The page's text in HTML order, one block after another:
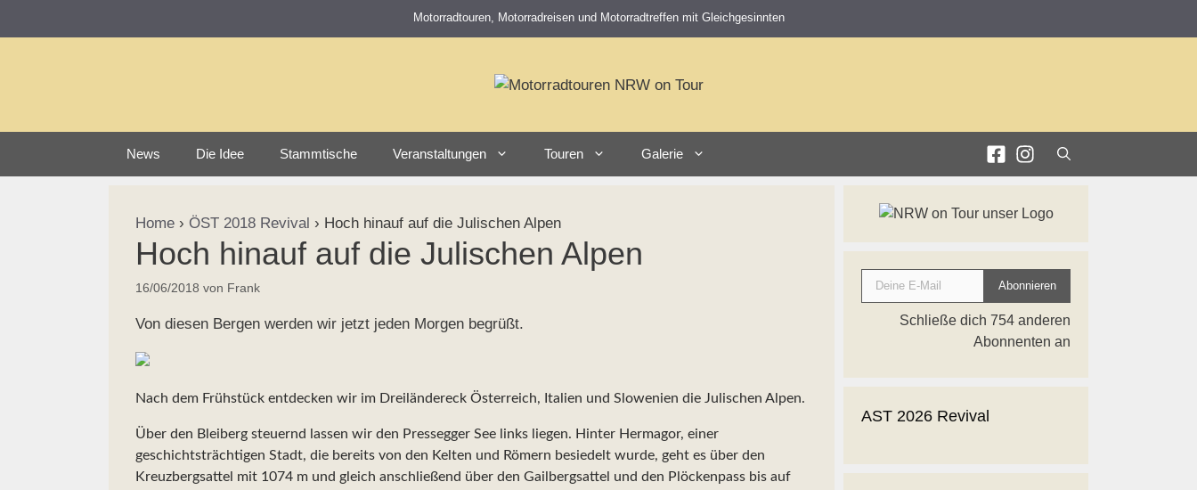
Motorradtouren, Motorradreisen und Motorradtreffen mit Gleichgesinnten
News Die Idee Stammtische Veranstaltungen Touren Galerie
Home › ÖST 2018 Revival › Hoch hinauf auf die Julischen Alpen
Hoch hinauf auf die Julischen Alpen
16/06/2018 von Frank
Von diesen Bergen werden wir jetzt jeden Morgen begrüßt.
Nach dem Frühstück entdecken wir im Dreiländereck Österreich, Italien und Slowenien die Julischen Alpen.
Über den Bleiberg steuernd lassen wir den Pressegger See links liegen. Hinter Hermagor, einer
geschichtsträchtigen Stadt, die bereits von den Kelten und Römern besiedelt wurde, geht es über den
Kreuzbergsattel mit 1074 m und gleich anschließend über den Gailbergsattel und den Plöckenpass bis auf
Deine E-Mail
Abonnieren
Schließe dich 754 anderen
Abonnenten an
AST 2026 Revival